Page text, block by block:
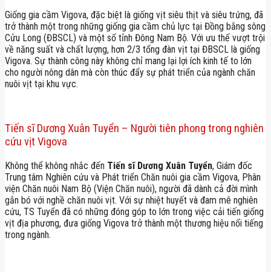
Giống gia cầm Vigova, đặc biệt là giống vịt siêu thịt và siêu trứng, đã
trở thành một trong những giống gia cầm chủ lực tại Đồng bằng sông
Cửu Long (ĐBSCL) và một số tỉnh Đông Nam Bộ. Với ưu thế vượt trội
về năng suất và chất lượng, hơn 2/3 tổng đàn vịt tại ĐBSCL là giống
Vigova. Sự thành công này không chỉ mang lại lợi ích kinh tế to lớn
cho người nông dân mà còn thúc đẩy sự phát triển của ngành chăn
nuôi vịt tại khu vực.
Tiến sĩ Dương Xuân Tuyển – Người tiên phong trong nghiên
cứu vịt Vigova
Không thể không nhắc đến Tiến sĩ Dương Xuân Tuyển, Giám đốc
Trung tâm Nghiên cứu và Phát triển Chăn nuôi gia cầm Vigova, Phân
viện Chăn nuôi Nam Bộ (Viện Chăn nuôi), người đã dành cả đời mình
gắn bó với nghề chăn nuôi vịt. Với sự nhiệt huyết và đam mê nghiên
cứu, TS Tuyển đã có những đóng góp to lớn trong việc cải tiến giống
vịt địa phương, đưa giống Vigova trở thành một thương hiệu nổi tiếng
trong ngành.